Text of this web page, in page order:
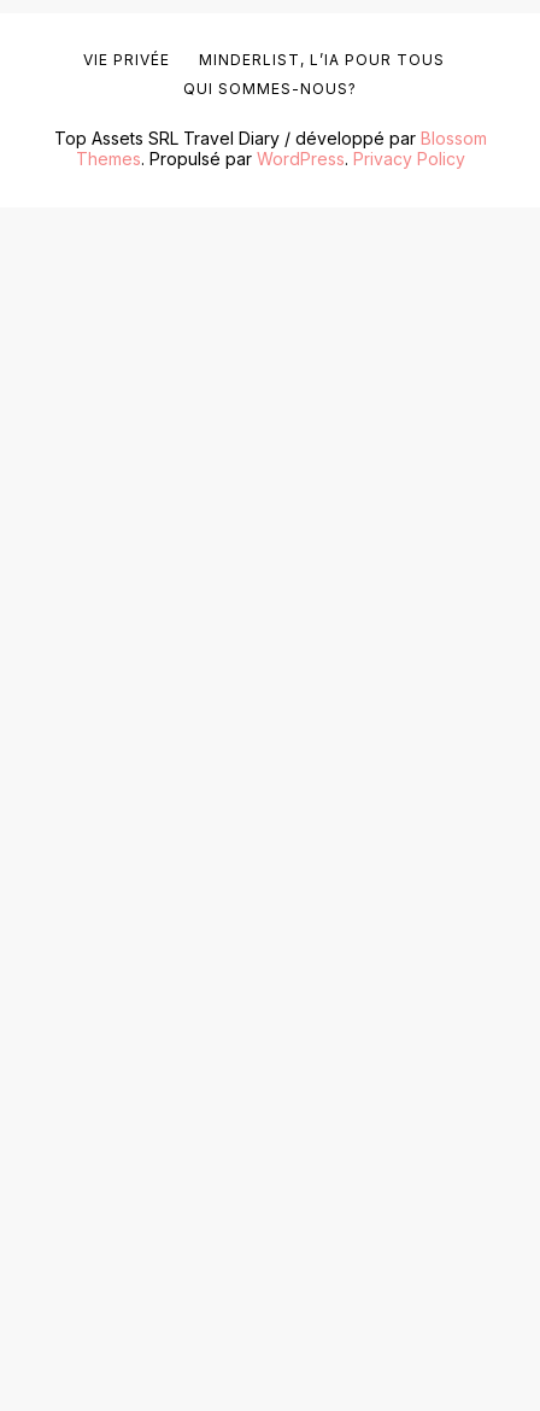
Top Assets SRLTravel Diary / développé par Blossom
Themes. Propulsé par WordPress. Privacy Policy
VIE PRIVÉE
MINDERLIST, L’IA POUR TOUS
QUI SOMMES-NOUS?